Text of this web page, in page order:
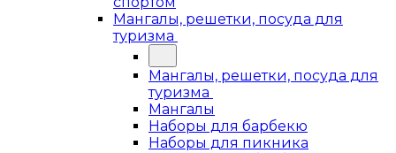
Мангалы, решетки, посуда для
туризма
Мангалы, решетки, посуда для
туризма
Мангалы
Наборы для барбекю
Наборы для пикника